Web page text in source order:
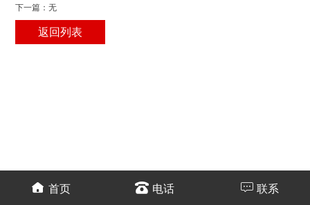
下一篇：无
返回列表
首页 电话 联系